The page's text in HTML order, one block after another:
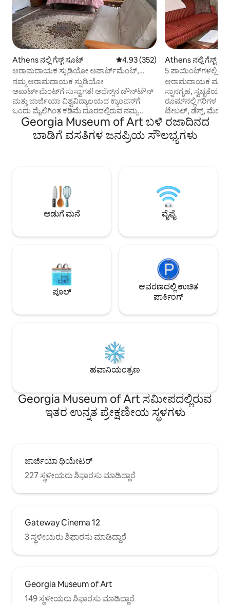
Athens ನಲ್ಲಿ ಗೆಸ್ಟ್ ಸೂಟ್ 5 ರಲ್ಲಿ 4.93 ಸರಾಸರಿ ರೇಟಿಂಗ್, 352
4.93 (352)
ಆರಾಮದಾಯಕ ಸ್ಟುಡಿಯೋ ಅಪಾರ್ಟ್‌ಮೆಂಟ್,
ಡೌನ್‌ಟೌನ್‌ಗೆ <1 ಮೈಲಿ
ನಮ್ಮ ಆರಾಮದಾಯಕ ಸ್ಟುಡಿಯೋ
ಅಪಾರ್ಟ್‌ಮೆಂಟ್‌ಗೆ ಸುಸ್ವಾಗತ! ಅಥೆನ್ಸ್‌ನ ಡೌನ್‌ಟೌನ್
ಮತ್ತು ಜಾರ್ಜಿಯಾ ವಿಶ್ವವಿದ್ಯಾಲಯದ ಕ್ಯಾಂಪಸ್‌ಗೆ
ಒಂದು ಮೈಲಿಗಿಂತ ಕಡಿಮೆ ದೂರದಲ್ಲಿರುವ ನಮ್ಮ
ಹೊಸದಾಗಿ ನಿರ್ಮಿಸಲಾದ ಮನೆಯಲ್ಲಿ ನಾವು ಖಾಸಗಿ
ಪ್ರತ್ಯೇಕ ಪ್ರವೇಶ ಅಪಾರ್ಟ್‌ಮೆಂಟ್ ಅನ್ನು ನೀಡುತ್ತೇವೆ!
ಅಪಾರ್ಟ್‌ಮೆಂಟ್ ಖಾಸಗಿ ಪ್ರವೇಶದ್ವಾರ, ಡ್ರೈವ್‌ವೇ
ಕುಟುಂಬದಿಂದ ನೀವು ಮಹಡಿಯಿಂದ ಶಬ್ದವನ್ನು
ಕೇಳುತ್ತೀರಿ ಎಂಬುದನ್ನು ದಯವಿಟ್ಟು ಗಮನಿಸಿ,
ಆದ್ದರಿಂದ ಶಾಂತಿ ಮತ್ತು ಸ್ತಬ್ಧತೆಯನ್ನು ಹುಡುಕುತ್ತಿದ್ದರೆ,
ಇದು ನಿಮ್ಮ ಉತ್ತಮ ಆಯ್ಕೆಯಾಗಿಲ್ಲದಿರಬಹುದು.
Athens ನಲ್ಲಿ ಗೆಸ್ಟ್
5 ಪಾಯಿಂಟ್‌ಗಳಲ್ಲಿ
ಸೂಟ್!
ಆರಾಮದಾಯಕ ಮತ್ತು
ಸ್ನಾನಗೃಹ,
ರೂಮ್‌ನಲ್ಲಿ ಗರಿಗಳ
ಟೇಬಲ್, ಡೆಸ್ಕ್, ಮೆಡ್.
ಮೈಕ್ರೊವೇವ್,
ಕಾಫಿ ಮೇಕರ್ ಮತ್ತು
ಮತ್ತು 31" ಟಿವಿ.
ಹೆಡ್ ಪ್ರಾಜೆಕ್ಟ್‌ಗಳು.
ಬಾಗಿಲಲ್ಲಿರುವ
ಅಂಗಳದ ಪಾರ್ಕಿಂಗ್
ತುರ್ತು ನಿರ್ಗಮನ.
Georgia Museum of Art ಬಳಿ ರಜಾದಿನದ
ಬಾಡಿಗೆ ವಸತಿಗಳ ಜನಪ್ರಿಯ ಸೌಲಭ್ಯಗಳು
ಅಡುಗೆ ಮನೆ ವೈಫೈ
ಪೂಲ್
ಆವರಣದಲ್ಲಿ ಉಚಿತ
ಪಾರ್ಕಿಂಗ್
ಹವಾನಿಯಂತ್ರಣ
Georgia Museum of Art ಸಮೀಪದಲ್ಲಿರುವ
ಇತರ ಉನ್ನತ ಪ್ರೇಕ್ಷಣೀಯ ಸ್ಥಳಗಳು
ಜಾರ್ಜಿಯಾ ಥಿಯೇಟರ್
227 ಸ್ಥಳೀಯರು ಶಿಫಾರಸು ಮಾಡಿದ್ದಾರೆ
Gateway Cinema 12
3 ಸ್ಥಳೀಯರು ಶಿಫಾರಸು ಮಾಡಿದ್ದಾರೆ
Georgia Museum of Art
149 ಸ್ಥಳೀಯರು ಶಿಫಾರಸು ಮಾಡಿದ್ದಾರೆ